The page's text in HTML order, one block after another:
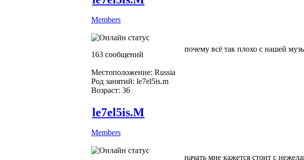
Members
163 сообщений
Местоположение: Russia
Род занятий: le7el5is.m
Возраст: 36
почему всё так плохо с нашей
le7el5is.M
Members
начать мне кажется стоит с